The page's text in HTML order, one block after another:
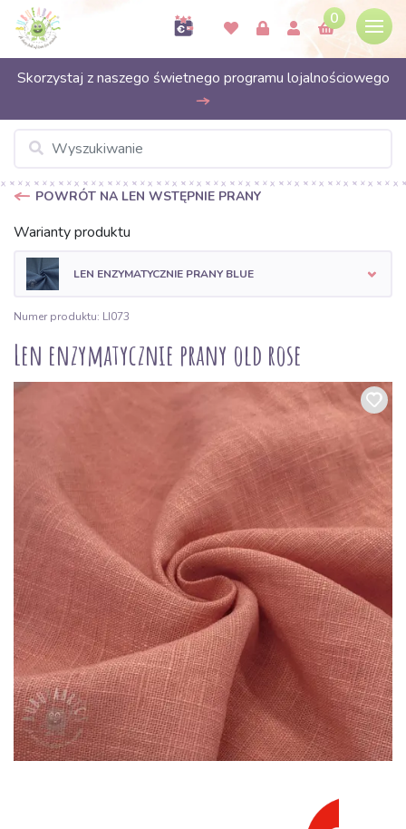
0
Skorzystaj z naszego świetnego programu lojalnościowego
POWRÓT NA LEN WSTĘPNIE PRANY
Warianty produktu
LEN ENZYMATYCZNIE PRANY BLUE
Numer produktu: LI073
Len enzymatycznie prany old rose